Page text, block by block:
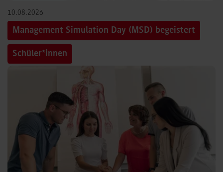
10.08.2026
Management Simulation Day (MSD) begeistert
Schüler*innen